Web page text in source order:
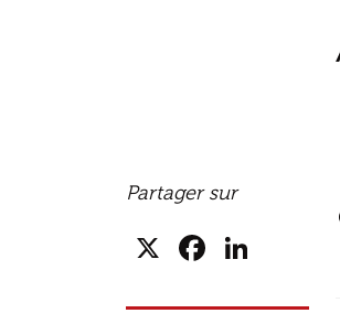
Partager sur
X